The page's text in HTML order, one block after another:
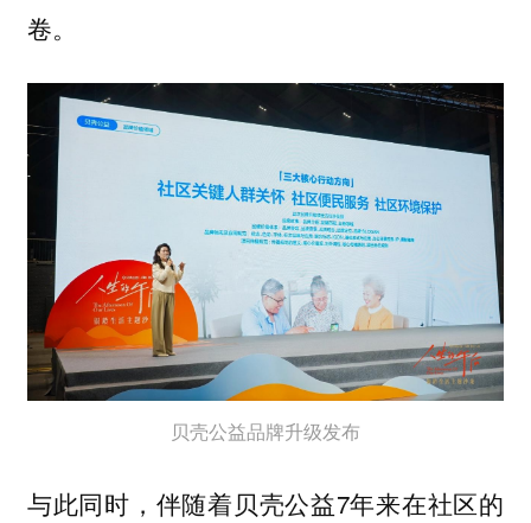
卷。
贝壳公益品牌升级发布
与此同时，伴随着贝壳公益7年来在社区的